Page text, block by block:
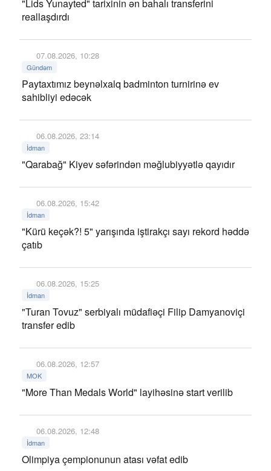
"Lids Yunayted" tarixinin ən bahalı transferini
reallaşdırdı
07.08.2026, 10:28
Gündəm
Paytaxtımız beynəlxalq badminton turnirinə ev
sahibliyi edəcək
06.08.2026, 23:14
İdman
"Qarabağ" Kiyev səfərindən məğlubiyyətlə qayıdır
06.08.2026, 15:42
İdman
"Kürü keçək?! 5" yarışında iştirakçı sayı rekord həddə
çatıb
06.08.2026, 15:25
İdman
"Turan Tovuz" serbiyalı müdafiəçi Filip Damyanoviçi
transfer edib
06.08.2026, 12:57
MOK
"More Than Medals World" layihəsinə start verilib
06.08.2026, 12:48
İdman
Olimpiya çempionunun atası vəfat edib